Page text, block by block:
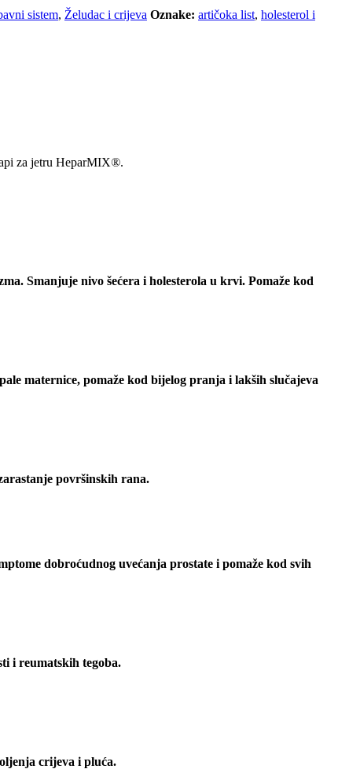
sistem, Želudac i crijeva Oznake: artičoka list, holesterol i
za jetru HeparMIX®.
Smanjuje nivo šećera i holesterola u krvi. Pomaže kod
maternice, pomaže kod bijelog pranja i lakših slučajeva
površinskih rana.
dobroćudnog uvećanja prostate i pomaže kod svih
i reumatskih tegoba.
crijeva i pluća.